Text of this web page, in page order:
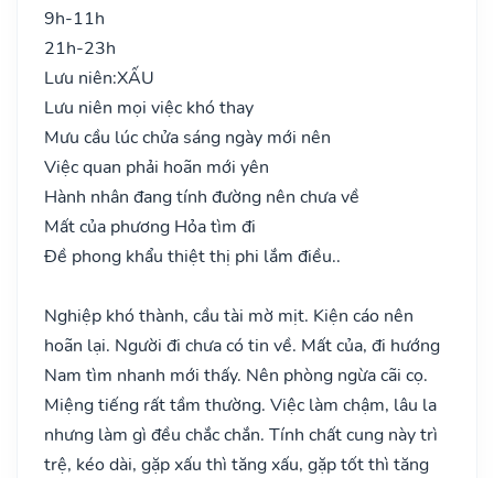
9h-11h
21h-23h
Lưu niên:XẤU
Lưu niên mọi việc khó thay
Mưu cầu lúc chửa sáng ngày mới nên
Việc quan phải hoãn mới yên
Hành nhân đang tính đường nên chưa về
Mất của phương Hỏa tìm đi
Đề phong khẩu thiệt thị phi lắm điều..
Nghiệp khó thành, cầu tài mờ mịt. Kiện cáo nên
hoãn lại. Người đi chưa có tin về. Mất của, đi hướng
Nam tìm nhanh mới thấy. Nên phòng ngừa cãi cọ.
Miệng tiếng rất tầm thường. Việc làm chậm, lâu la
nhưng làm gì đều chắc chắn. Tính chất cung này trì
trệ, kéo dài, gặp xấu thì tăng xấu, gặp tốt thì tăng